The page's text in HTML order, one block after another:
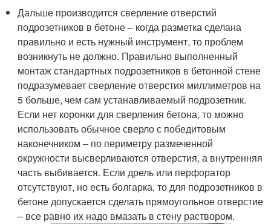
Дальше производится сверление отверстий
подрозетников в бетоне – когда разметка сделана
правильно и есть нужный инструмент, то проблем
возникнуть не должно. Правильно выполненный
монтаж стандартных подрозетников в бетонной стене
подразумевает сверление отверстия миллиметров на
5 больше, чем сам устанавливаемый подрозетник.
Если нет коронки для сверления бетона, то можно
использовать обычное сверло с победитовым
наконечником – по периметру размеченной
окружности высверливаются отверстия, а внутренняя
часть выбивается. Если дрель или перфоратор
отсутствуют, но есть болгарка, то для подрозетников в
бетоне допускается сделать прямоугольное отверстие
– все равно их надо вмазать в стену раствором.